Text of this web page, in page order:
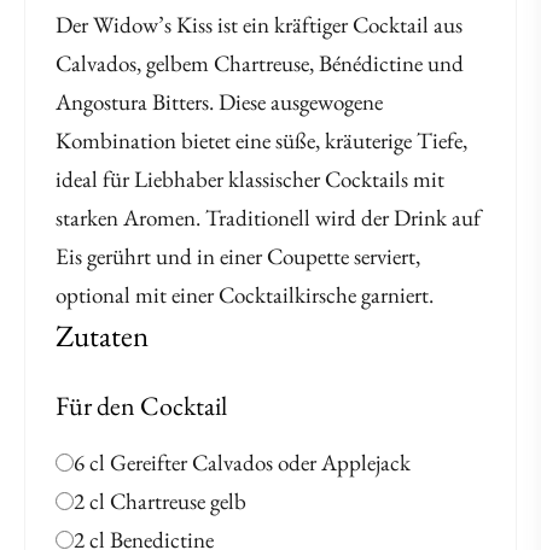
Der Widow’s Kiss ist ein kräftiger Cocktail aus
Calvados, gelbem Chartreuse, Bénédictine und
Angostura Bitters. Diese ausgewogene
Kombination bietet eine süße, kräuterige Tiefe,
ideal für Liebhaber klassischer Cocktails mit
starken Aromen. Traditionell wird der Drink auf
Eis gerührt und in einer Coupette serviert,
optional mit einer Cocktailkirsche garniert.
Zutaten
Für den Cocktail
6 cl Gereifter Calvados oder Applejack
2 cl Chartreuse gelb
2 cl Benedictine